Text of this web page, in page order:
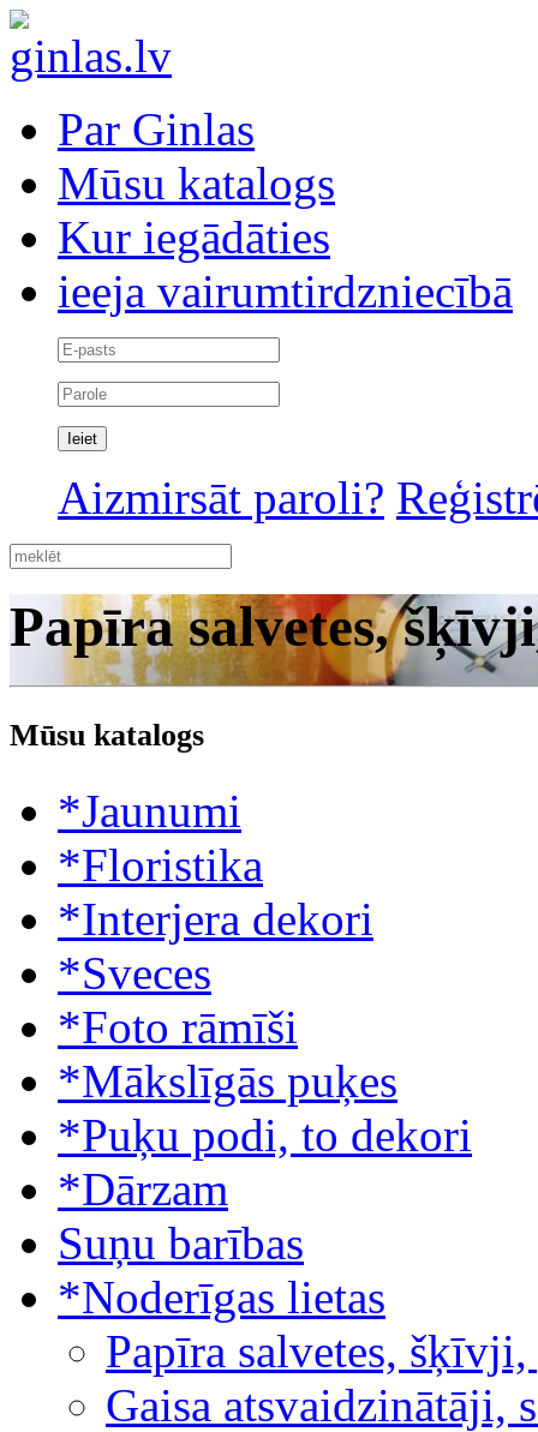
Par Ginlas
Mūsu katalogs
Kur iegādāties
ieeja vairumtirdzniecībā
Aizmirsāt paroli?
Papīra salvetes,
Mūsu katalogs
*Jaunumi
*Floristika
*Interjera dekori
*Sveces
*Foto rāmīši
*Mākslīgās puķes
*Puķu podi, to dekori
*Dārzam
Suņu barības
*Noderīgas lietas
Papīra salvetes,
Gaisa atsvaidzinātāji,